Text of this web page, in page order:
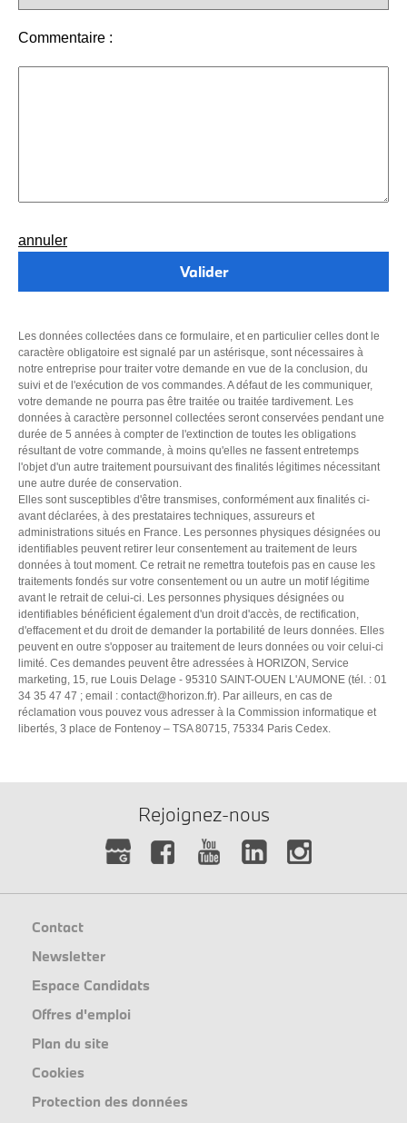
Commentaire :
annuler
Les données collectées dans ce formulaire, et en particulier celles dont le
caractère obligatoire est signalé par un astérisque, sont nécessaires à
notre entreprise pour traiter votre demande en vue de la conclusion, du
suivi et de l'exécution de vos commandes. A défaut de les communiquer,
votre demande ne pourra pas être traitée ou traitée tardivement. Les
données à caractère personnel collectées seront conservées pendant une
durée de 5 années à compter de l'extinction de toutes les obligations
résultant de votre commande, à moins qu'elles ne fassent entretemps
l'objet d'un autre traitement poursuivant des finalités légitimes nécessitant
une autre durée de conservation.
Elles sont susceptibles d'être transmises, conformément aux finalités ci-
avant déclarées, à des prestataires techniques, assureurs et
administrations situés en France. Les personnes physiques désignées ou
identifiables peuvent retirer leur consentement au traitement de leurs
données à tout moment. Ce retrait ne remettra toutefois pas en cause les
traitements fondés sur votre consentement ou un autre un motif légitime
avant le retrait de celui-ci. Les personnes physiques désignées ou
identifiables bénéficient également d'un droit d'accès, de rectification,
d'effacement et du droit de demander la portabilité de leurs données. Elles
peuvent en outre s'opposer au traitement de leurs données ou voir celui-ci
limité. Ces demandes peuvent être adressées à HORIZON, Service
marketing, 15, rue Louis Delage - 95310 SAINT-OUEN L'AUMONE (tél. : 01
34 35 47 47 ; email : contact@horizon.fr). Par ailleurs, en cas de
réclamation vous pouvez vous adresser à la Commission informatique et
libertés, 3 place de Fontenoy – TSA 80715, 75334 Paris Cedex.
Rejoignez-nous
Contact
Newsletter
Espace Candidats
Offres d'emploi
Plan du site
Cookies
Protection des données